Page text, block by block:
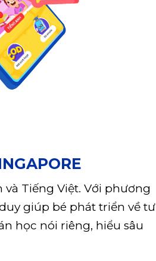
Tiếng Việt. Với phương
giúp bé phát triển về tư
học nói riêng, hiểu sâu